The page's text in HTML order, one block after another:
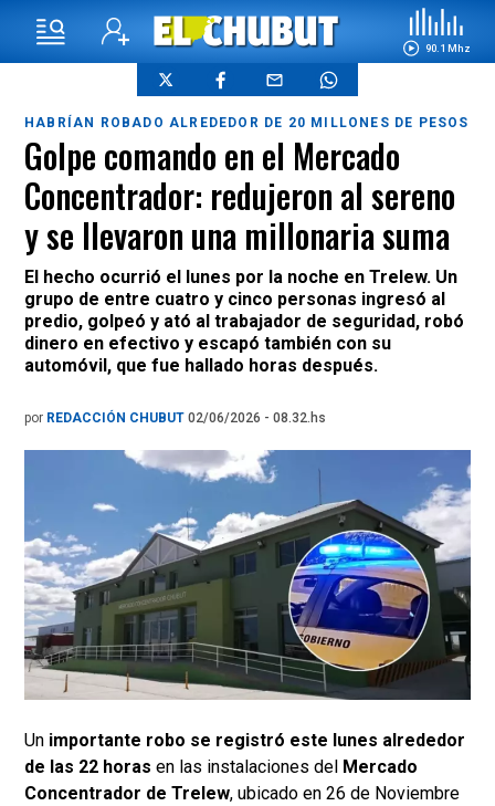
90.1 Mhz
HABRÍAN ROBADO ALREDEDOR DE 20 MILLONES DE PESOS
Golpe comando en el Mercado
Concentrador: redujeron al sereno
y se llevaron una millonaria suma
El hecho ocurrió el lunes por la noche en Trelew. Un
grupo de entre cuatro y cinco personas ingresó al
predio, golpeó y ató al trabajador de seguridad, robó
dinero en efectivo y escapó también con su
automóvil, que fue hallado horas después.
por REDACCIÓN CHUBUT 02/06/2026 - 08.32.hs
Un importante robo se registró este lunes alrededor
de las 22 horas en las instalaciones del Mercado
Concentrador de Trelew, ubicado en 26 de Noviembre